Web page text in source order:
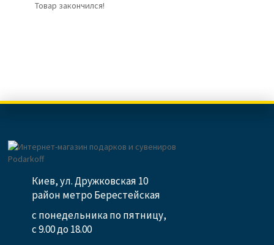
Товар закончился!
Киев, ул. Дружковская 10
район метро Берестейская
с понедельника по пятницу,
с 9.00 до 18.00